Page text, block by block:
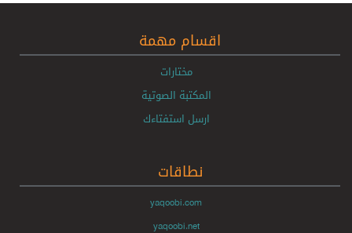
اقسام مهمة
مختارات
المكتبة الصوتية
ارسل استفتاءك
نطاقات
yaqoobi.com
yaqoobi.net